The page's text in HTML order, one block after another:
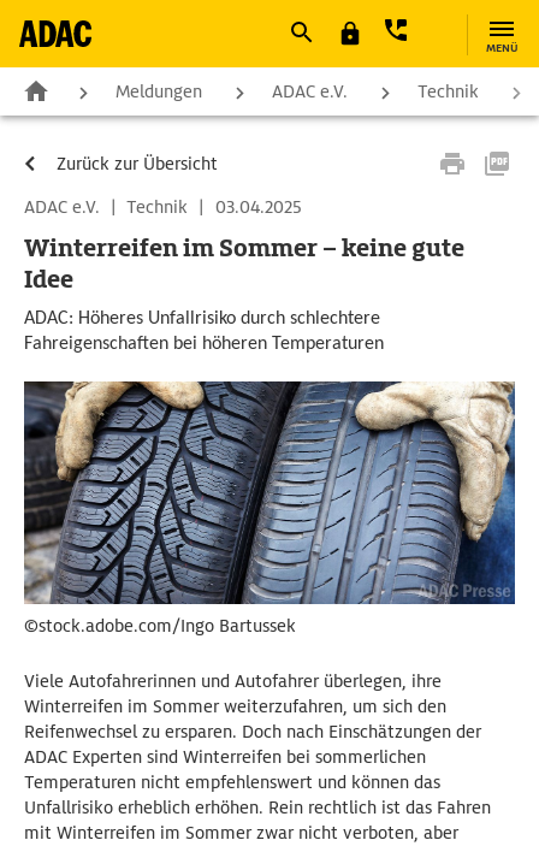
MENÜ
Meldungen ADAC e.V. Technik
Zurück zur Übersicht
ADAC e.V.
| Technik | 03.04.2025
Winterreifen im Sommer – keine gute
Idee
ADAC: Höheres Unfallrisiko durch schlechtere
Fahreigenschaften bei höheren Temperaturen
©stock.adobe.com/Ingo Bartussek
Viele Autofahrerinnen und Autofahrer überlegen, ihre
Winterreifen im Sommer weiterzufahren, um sich den
Reifenwechsel zu ersparen. Doch nach Einschätzungen der
ADAC Experten sind Winterreifen bei sommerlichen
Temperaturen nicht empfehlenswert und können das
Unfallrisiko erheblich erhöhen. Rein rechtlich ist das Fahren
mit Winterreifen im Sommer zwar nicht verboten, aber